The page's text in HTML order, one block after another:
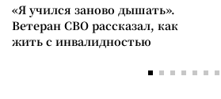
«Я учился заново дышать».
Ветеран СВО рассказал, как
жить с инвалидностью